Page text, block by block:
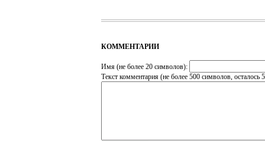
КОММЕНТАРИИ
Имя (не более 20 символов):
Текст комментария (не более 500 символов, осталось